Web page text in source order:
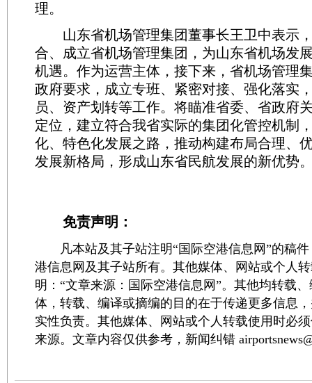
理。
山东省机场管理集团董事长王卫中表示
合、成立省机场管理集团，为山东省机场发
机遇。作为运营主体，接下来，省机场管理
政府要求，成立专班、紧密对接、强化落实
员、资产划转等工作。将瞄准省委、省政府
定位，建立符合我省实际的集团化管控机制
化、特色化发展之路，推动构建布局合理、
发展新格局，形成山东省民航发展的新优势
免责声明：
凡本站及其子站注明“国际空港信息网”的稿件
港信息网及其子站所有。其他媒体、网站或个人
明：“文章来源：国际空港信息网”。其他均转载
体，转载、编译或摘编的目的在于传递更多信息
实性负责。其他媒体、网站或个人转载使用时必
来源。文章内容仅供参考，新闻纠错